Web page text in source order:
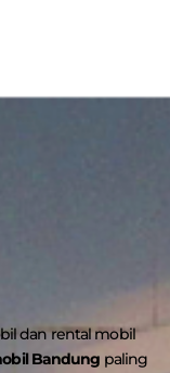
dan rental mobil
Bandung paling